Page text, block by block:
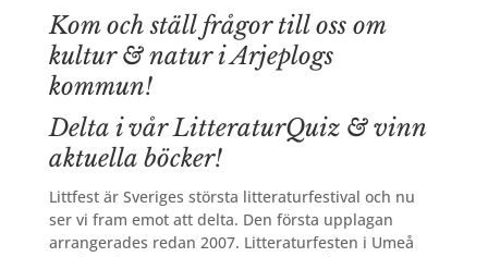
Kom och ställ frågor till oss om
kultur & natur i Arjeplogs
kommun!
Delta i vår LitteraturQuiz & vinn
aktuella böcker!
Littfest är Sveriges största litteraturfestival och nu
ser vi fram emot att delta. Den första upplagan
arrangerades redan 2007. Litteraturfesten i Umeå